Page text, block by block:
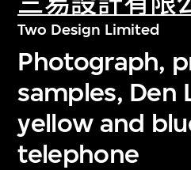
Two Design Limited
Photograph,
samples, Den
yellow and
telephone